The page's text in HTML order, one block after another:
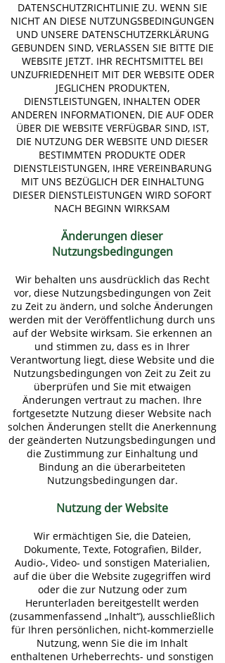
DATENSCHUTZRICHTLINIE ZU. WENN SIE
NICHT AN DIESE NUTZUNGSBEDINGUNGEN
UND UNSERE DATENSCHUTZERKLÄRUNG
GEBUNDEN SIND, VERLASSEN SIE BITTE DIE
WEBSITE JETZT. IHR RECHTSMITTEL BEI
UNZUFRIEDENHEIT MIT DER WEBSITE ODER
JEGLICHEN PRODUKTEN,
DIENSTLEISTUNGEN, INHALTEN ODER
ANDEREN INFORMATIONEN, DIE AUF ODER
ÜBER DIE WEBSITE VERFÜGBAR SIND, IST,
DIE NUTZUNG DER WEBSITE UND DIESER
BESTIMMTEN PRODUKTE ODER
DIENSTLEISTUNGEN, IHRE VEREINBARUNG
MIT UNS BEZÜGLICH DER EINHALTUNG
DIESER DIENSTLEISTUNGEN WIRD SOFORT
NACH BEGINN WIRKSAM
Änderungen dieser
Nutzungsbedingungen
Wir behalten uns ausdrücklich das Recht
vor, diese Nutzungsbedingungen von Zeit
zu Zeit zu ändern, und solche Änderungen
werden mit der Veröffentlichung durch uns
auf der Website wirksam. Sie erkennen an
und stimmen zu, dass es in Ihrer
Verantwortung liegt, diese Website und die
Nutzungsbedingungen von Zeit zu Zeit zu
überprüfen und Sie mit etwaigen
Änderungen vertraut zu machen. Ihre
fortgesetzte Nutzung dieser Website nach
solchen Änderungen stellt die Anerkennung
der geänderten Nutzungsbedingungen und
die Zustimmung zur Einhaltung und
Bindung an die überarbeiteten
Nutzungsbedingungen dar.
Nutzung der Website
Wir ermächtigen Sie, die Dateien,
Dokumente, Texte, Fotografien, Bilder,
Audio-, Video- und sonstigen Materialien,
auf die über die Website zugegriffen wird
oder die zur Nutzung oder zum
Herunterladen bereitgestellt werden
(zusammenfassend „Inhalt“), ausschließlich
für Ihren persönlichen, nicht-kommerzielle
Nutzung, wenn Sie die im Inhalt
enthaltenen Urheberrechts- und sonstigen